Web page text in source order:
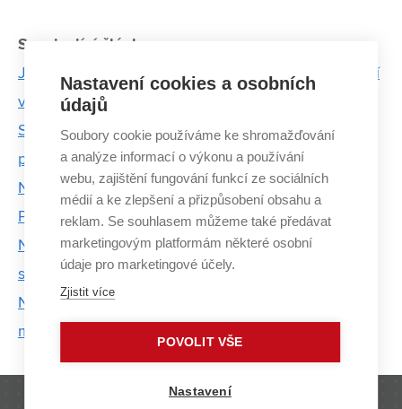
Související články:
Jaký znak je pro ložisko? Odpověď najdou neslyšící
v technickém slovníku
Student vymyslel novou metodu výroby očních
protéz. Tiskne je na 3D tiskárně
Nabídku stáže v CERNu jsem nejprve odmítl, říká
Pavel Hilšer
Na stupně vítězů vedou legendární Strojařské
schody
Na strojní fakultě otestovali nový turbovrtulový
motor
Nastavení cookies a osobních
údajů
Soubory cookie používáme ke shromažďování
a analýze informací o výkonu a používání
webu, zajištění fungování funkcí ze sociálních
médií a ke zlepšení a přizpůsobení obsahu a
reklam. Se souhlasem můžeme také předávat
marketingovým platformám některé osobní
údaje pro marketingové účely.
Zjistit více
POVOLIT VŠE
Nastavení